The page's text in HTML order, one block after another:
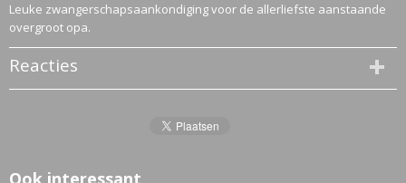
Leuke zwangerschapsaankondiging voor de allerliefste aanstaande
overgroot opa.
Reacties
Ook interessant